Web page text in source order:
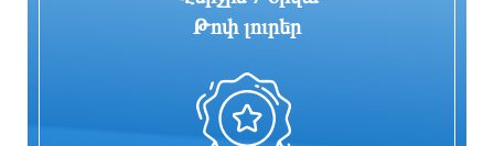
Գարեգին Բ-ի և վեց եպիսկոպոսների
Իսրայելն արձագանքել է Թուրքիայի
Թոփ լուրեր